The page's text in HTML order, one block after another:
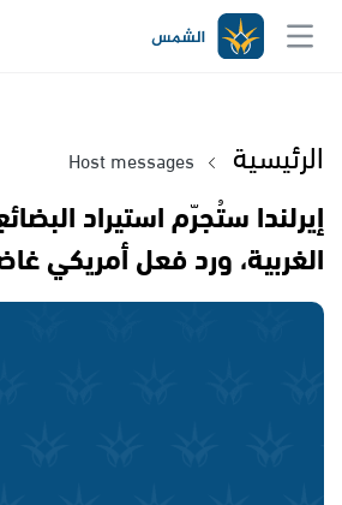
الرئيسية Host messages
إيرلندا ستُجرّم استيراد
الغربية، ورد فعل أمريكي